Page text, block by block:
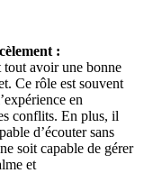
:
tout avoir une bonne
Ce rôle est souvent
en
conflits. En plus, il
d’écouter sans
soit capable de gérer
et